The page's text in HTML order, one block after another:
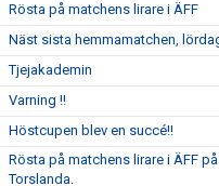
Rösta på matchens lirare i ÄFF
Näst sista hemmamatchen,
Tjejakademin
Varning !!
Höstcupen blev en succé!!
Rösta på matchens lirare i ÄFF
Torslanda.